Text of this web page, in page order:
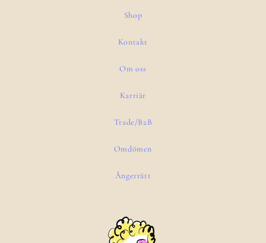
Shop
Kontakt
Om oss
Karriär
Trade/B2B
Omdömen
Ångerrätt